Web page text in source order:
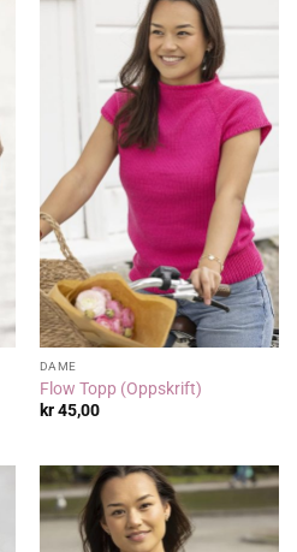
DAME
Flow Topp (Oppskrift)
kr45,00